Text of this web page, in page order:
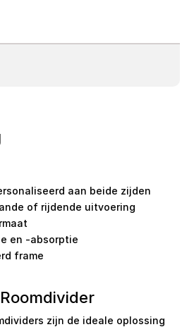
aan beide zijden
of rijdende uitvoering
en -absorptie
frame
zijn de ideale oplossing